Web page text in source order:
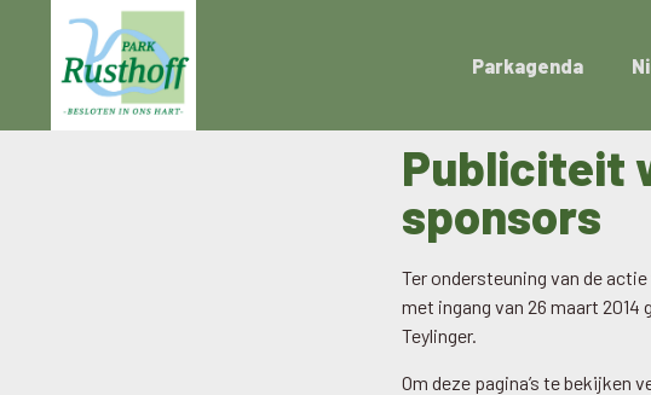
Parkagenda
Publiciteit
sponsors
Ter ondersteuning van de
met ingang van 26 maart 2014
Teylinger.
Om deze pagina’s te bekijken